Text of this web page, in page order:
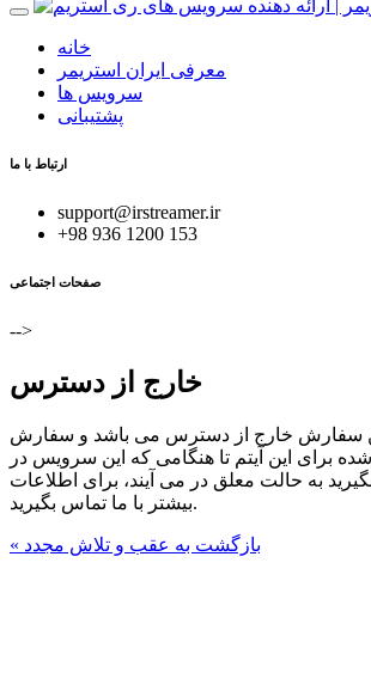
خانه
معرفی ایران استریمر
سرویس ها
پشتیبانی
ارتباط با ما
support@irstreamer.ir
+98 936 1200 153
صفحات اجتماعی
-->
خارج از دسترس
سفارش خارج از دسترس می باشد و سفارش
برای این آیتم تا هنگامی که این سرویس در
به حالت معلق در می آیند، برای اطلاعات
بیشتر با ما تماس بگیرید.
« بازگشت به عقب و تلاش مجدد